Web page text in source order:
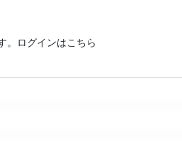
。ログインは こちら